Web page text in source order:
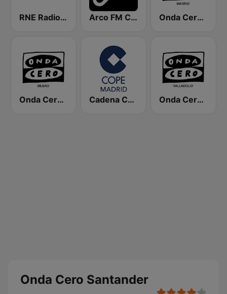
RNE Radio Clásica Arco FM Cantabria Onda Cero Madrid
Onda Cero Bilbao Cadena COPE Madrid Onda Cero Valladolid
Onda Cero Santander